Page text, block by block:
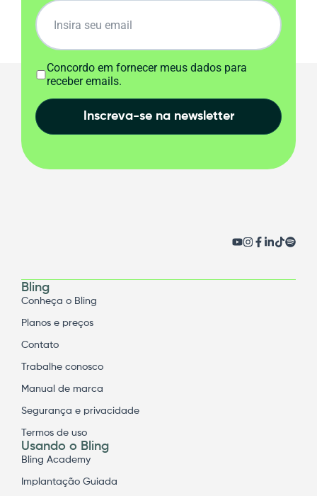
Concordo em fornecer meus dados para
receber emails.
Inscreva-se na newsletter
Bling
Conheça o Bling
Planos e preços
Contato
Trabalhe conosco
Manual de marca
Segurança e privacidade
Termos de uso
Usando o Bling
Bling Academy
Implantação Guiada